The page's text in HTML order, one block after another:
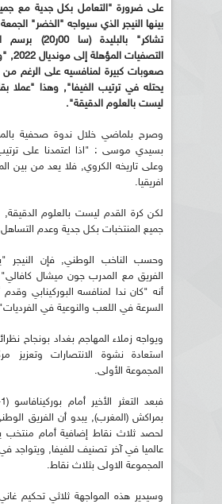
على ضرورة "التعامل بكل جدية مع
بينها النيجر الذي سيواجه "الخضر"
تشاكر" بالبليدة
صعوبات كبيرة لمنافسيه على الرغم من
يحتله في ترتيب الفيفا", وهذا "عملا
ليست بالعلوم الدقيقة".
وصرح بلماضي خلال ندوة صحفية
بسيدي موسى : "اذا اعتمدنا على ترتيب
وعلى تاريخه الكروي, فلا يعد من بين
افريقيا.
لكن كرة القدم ليست بالعلوم
جميع المنتخبات بكل جدية وعدم
وحسب الناخب الوطني, فإن النيجر
الفريق مع المدرب جون ميشال
أنه "كان ندا لمنافسه البوركينابي
السرعة في اللعب والنوعية في
ويواجه زملاء المهاجم بغداد بونجاح
استعادة نشوة الانتصارات وتعزيز
المجموعة الأولى.
بمراكش (المغرب), يبدو أن الفريق
عالميا في آخر تصنيف للفيفا, ويتواجد
المجموعة الاولى بثلاث نقاط.
وسيدير هذه المواجهة ثلاثي تحكيم